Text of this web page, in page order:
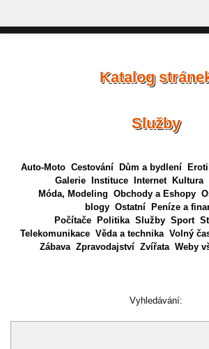
Katalog
Služby
Auto-Moto Cestování Dům a bydlení
Galerie
Instituce Internet Kultura
Móda, Modeling Obchody a Eshopy
blogy Ostatní
Peníze a
Počítače
Politika Služby Sport
Telekomunikace Věda a technika Volný
Zábava Zpravodajství Zvířata Weby
Vyhledávání: